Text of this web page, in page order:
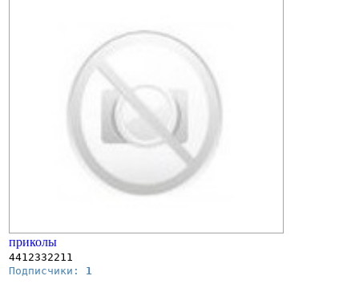
приколы
4412332211
Подписчики: 1